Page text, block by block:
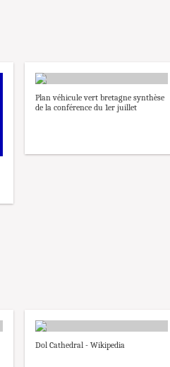
Plan véhicule vert bretagne synthèse
de la conférence du 1er juillet
Dol Cathedral - Wikipedia